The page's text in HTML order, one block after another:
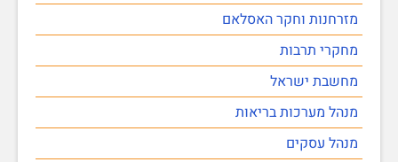
מזרחנות וחקר האסלאם
מחקרי תרבות
מחשבת ישראל
מנהל מערכות בריאות
מנהל עסקים